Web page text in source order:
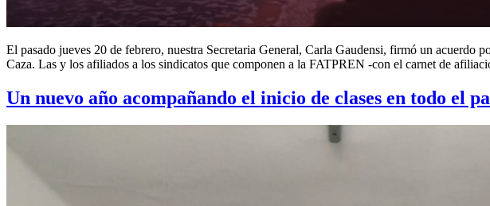
El pasado jueves 20 de febrero, nuestra Secretaria General, Carla Gaudensi, firmó un acuerdo
Caza. Las y los afiliados a los sindicatos que componen a la FATPREN -con el carnet de
Un nuevo año acompañando el inicio de clases en todo el